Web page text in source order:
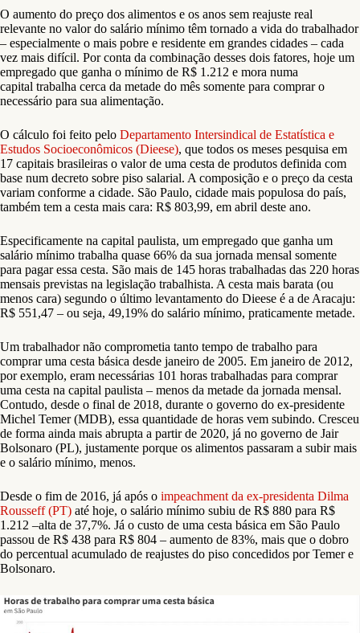
O aumento do preço dos alimentos e os anos sem reajuste real
relevante no valor do salário mínimo têm tornado a vida do trabalhador
– especialmente o mais pobre e residente em grandes cidades – cada
vez mais difícil. Por conta da combinação desses dois fatores, hoje um
empregado que ganha o mínimo de R$ 1.212 e mora numa
capital trabalha cerca da metade do mês somente para comprar o
necessário para sua alimentação.
O cálculo foi feito pelo Departamento Intersindical de Estatística e
Estudos Socioeconômicos (Dieese), que todos os meses pesquisa em
17 capitais brasileiras o valor de uma cesta de produtos definida com
base num decreto sobre piso salarial. A composição e o preço da cesta
variam conforme a cidade. São Paulo, cidade mais populosa do país,
também tem a cesta mais cara: R$ 803,99, em abril deste ano.
Especificamente na capital paulista, um empregado que ganha um
salário mínimo trabalha quase 66% da sua jornada mensal somente
para pagar essa cesta. São mais de 145 horas trabalhadas das 220 horas
mensais previstas na legislação trabalhista. A cesta mais barata (ou
menos cara) segundo o último levantamento do Dieese é a de Aracaju:
R$ 551,47 – ou seja, 49,19% do salário mínimo, praticamente metade.
Um trabalhador não comprometia tanto tempo de trabalho para
comprar uma cesta básica desde janeiro de 2005. Em janeiro de 2012,
por exemplo, eram necessárias 101 horas trabalhadas para comprar
uma cesta na capital paulista – menos da metade da jornada mensal.
Contudo, desde o final de 2018, durante o governo do ex-presidente
Michel Temer (MDB), essa quantidade de horas vem subindo. Cresceu
de forma ainda mais abrupta a partir de 2020, já no governo de Jair
Bolsonaro (PL), justamente porque os alimentos passaram a subir mais
e o salário mínimo, menos.
Desde o fim de 2016, já após o impeachment da ex-presidenta Dilma
Rousseff (PT) até hoje, o salário mínimo subiu de R$ 880 para R$
1.212 –alta de 37,7%. Já o custo de uma cesta básica em São Paulo
passou de R$ 438 para R$ 804 – aumento de 83%, mais que o dobro
do percentual acumulado de reajustes do piso concedidos por Temer e
Bolsonaro.